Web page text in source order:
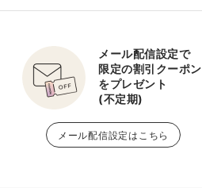
メール配信設定で
限定の割引クーポン
をプレゼント
(不定期)
メール配信設定はこちら